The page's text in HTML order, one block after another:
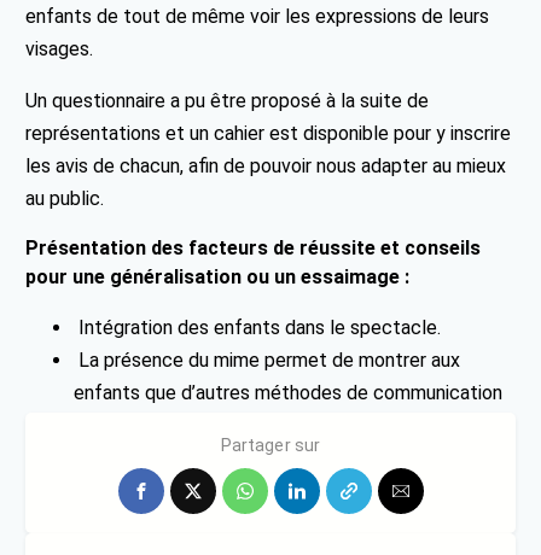
enfants de tout de même voir les expressions de leurs
visages.
​​Un questionnaire a pu être proposé à la suite de
représentations et un cahier est disponible pour y inscrire
les avis de chacun, afin de pouvoir nous adapter au mieux
au public.
Présentation des facteurs de réussite et conseils
pour une généralisation ou un essaimage :
Intégration des enfants dans le spectacle.
La présence du mime permet de montrer aux
enfants que d’autres méthodes de communication
Partager sur